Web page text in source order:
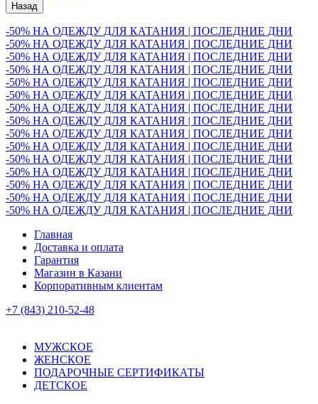
Назад
-50% НА ОДЕЖДУ ДЛЯ КАТАНИЯ | ПОСЛЕДНИЕ ДНИ
-50% НА ОДЕЖДУ ДЛЯ КАТАНИЯ | ПОСЛЕДНИЕ ДНИ
-50% НА ОДЕЖДУ ДЛЯ КАТАНИЯ | ПОСЛЕДНИЕ ДНИ
-50% НА ОДЕЖДУ ДЛЯ КАТАНИЯ | ПОСЛЕДНИЕ ДНИ
-50% НА ОДЕЖДУ ДЛЯ КАТАНИЯ | ПОСЛЕДНИЕ ДНИ
-50% НА ОДЕЖДУ ДЛЯ КАТАНИЯ | ПОСЛЕДНИЕ ДНИ
-50% НА ОДЕЖДУ ДЛЯ КАТАНИЯ | ПОСЛЕДНИЕ ДНИ
-50% НА ОДЕЖДУ ДЛЯ КАТАНИЯ | ПОСЛЕДНИЕ ДНИ
-50% НА ОДЕЖДУ ДЛЯ КАТАНИЯ | ПОСЛЕДНИЕ ДНИ
-50% НА ОДЕЖДУ ДЛЯ КАТАНИЯ | ПОСЛЕДНИЕ ДНИ
-50% НА ОДЕЖДУ ДЛЯ КАТАНИЯ | ПОСЛЕДНИЕ ДНИ
-50% НА ОДЕЖДУ ДЛЯ КАТАНИЯ | ПОСЛЕДНИЕ ДНИ
-50% НА ОДЕЖДУ ДЛЯ КАТАНИЯ | ПОСЛЕДНИЕ ДНИ
-50% НА ОДЕЖДУ ДЛЯ КАТАНИЯ | ПОСЛЕДНИЕ ДНИ
-50% НА ОДЕЖДУ ДЛЯ КАТАНИЯ | ПОСЛЕДНИЕ ДНИ
Главная
Доставка и оплата
Гарантия
Магазин в Казани
Корпоративным клиентам
+7 (843) 210-52-48
МУЖСКОЕ
ЖЕНСКОЕ
ПОДАРОЧНЫЕ СЕРТИФИКАТЫ
ДЕТСКОЕ